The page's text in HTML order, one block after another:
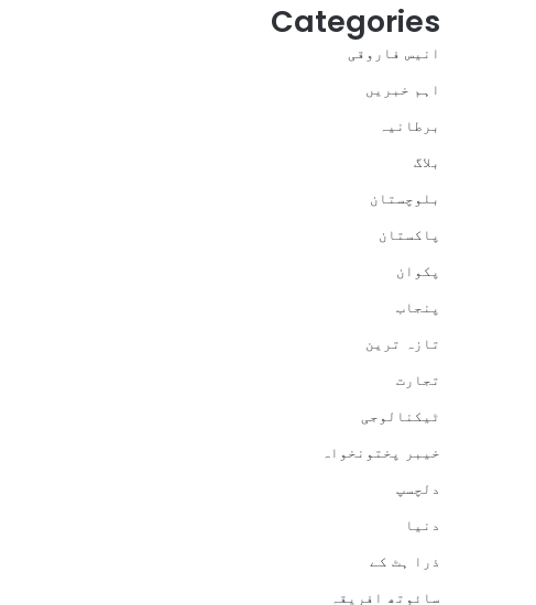
Categories
انیس فاروقی
اہم خبریں
برطانیہ
بلاگ
بلوچستان
پاکستان
پکوان
پنجاب
تازہ ترین
تجارت
ٹیکنالوجی
خیبر پختونخواہ
دلچسپ
دنیا
ذرا ہٹ کے
سائوتھ افریقہ